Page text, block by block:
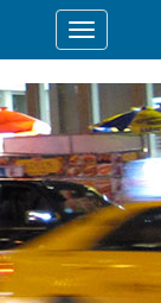
Desplegar